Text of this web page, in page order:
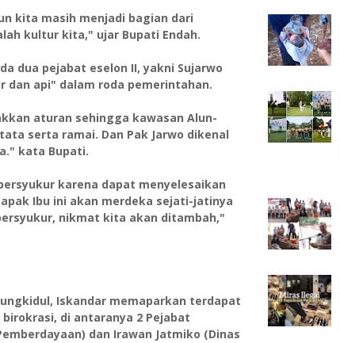
kita masih menjadi bagian dari
kultur kita," ujar Bupati Endah.
dua pejabat eselon II, yakni Sujarwo
dan api" dalam roda pemerintahan.
aturan sehingga kawasan Alun-
serta ramai. Dan Pak Jarwo dikenal
kata Bupati.
karena dapat menyelesaikan
Ibu ini akan merdeka sejati-jatinya
nikmat kita akan ditambah,"
Iskandar memaparkan terdapat
di antaranya 2 Pejabat
dan Irawan Jatmiko (Dinas